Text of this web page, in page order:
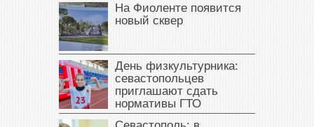
На Фиоленте появится
новый сквер
День физкультурника:
севастопольцев
приглашают сдать
нормативы ГТО